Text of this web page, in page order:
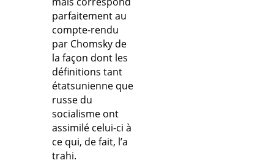
parfaitement au
compte-rendu
par Chomsky de
la façon dont les
définitions tant
étatsunienne que
russe du
socialisme ont
assimilé celui-ci à
ce qui, de fait, l’a
trahi.